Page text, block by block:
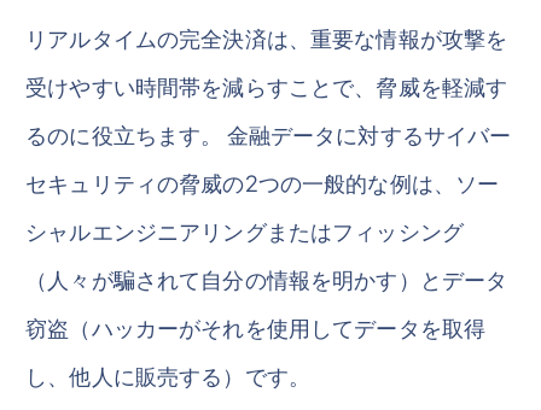
リアルタイムの完全決済は、重要な情報が攻撃を
受けやすい時間帯を減らすことで、脅威を軽減す
るのに役立ちます。 金融データに対するサイバー
セキュリティの脅威の2つの一般的な例は、ソー
シャルエンジニアリングまたはフィッシング
（人々が騙されて自分の情報を明かす）とデータ
窃盗（ハッカーがそれを使用してデータを取得
し、他人に販売する）です。